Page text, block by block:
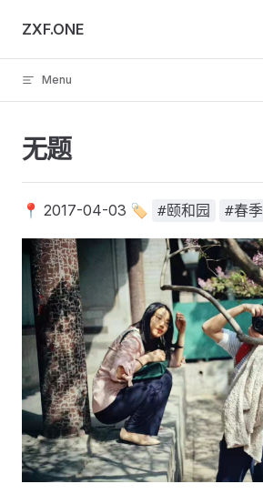
Skip to content
ZXF.ONE
Menu
无题
📍 2017-04-03 🏷️ #颐和园 #春季